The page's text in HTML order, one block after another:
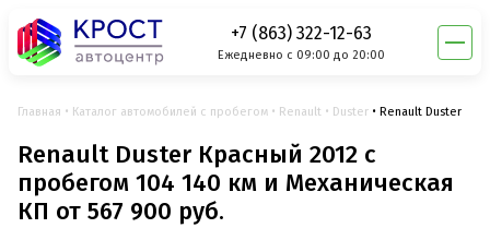
+7 (863) 322-12-63
Ежедневно с 09:00 до 20:00
Главная Каталог автомобилей с пробегом Renault Duster Renault Duster
Renault Duster Красный 2012 с
пробегом 104 140 км и Механическая
КП от 567 900 руб.